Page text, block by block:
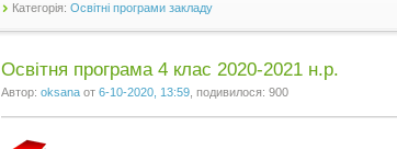
Категорія: Освітні програми закладу
Освітня програма 4 клас 2020-2021 н.р.
Автор: oksana от 6-10-2020, 13:59, подивилося: 900